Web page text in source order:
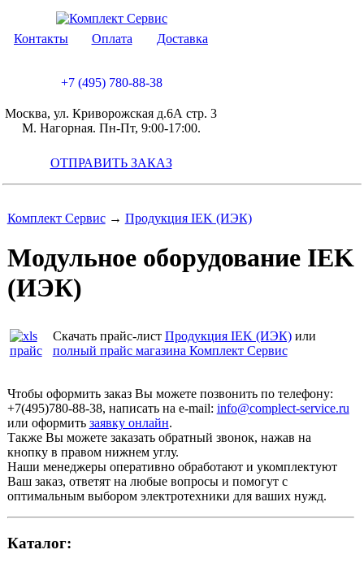
Контакты Оплата Доставка
+7 (495) 780-88-38
Москва, ул. Криворожская д.6А стр. 3
М. Нагорная. Пн-Пт, 9:00-17:00.
ОТПРАВИТЬ ЗАКАЗ
Комплект Сервис→ Продукция IEK (ИЭК)
Модульное оборудование IEK
(ИЭК)
Скачать прайс-лист Продукция IEK (ИЭК)или
полный прайс магазина Комплект Сервис
Чтобы оформить заказ Вы можете позвонить по телефону:
+7(495)780-88-38, написать на e-mail: info@complect-service.ru
или оформить заявку онлайн.
Также Вы можете заказать обратный звонок, нажав на
кнопку в правом нижнем углу.
Наши менеджеры оперативно обработают и укомплектуют
Ваш заказ, ответят на любые вопросы и помогут с
оптимальным выбором электротехники для ваших нужд.
Каталог: